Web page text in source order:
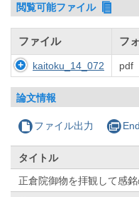
閲覧可能ファイル
ファイル フ
kaitoku_14_072 pdf
論文情報
ファイル出力
タイトル
正倉院御物を拝観して感銘